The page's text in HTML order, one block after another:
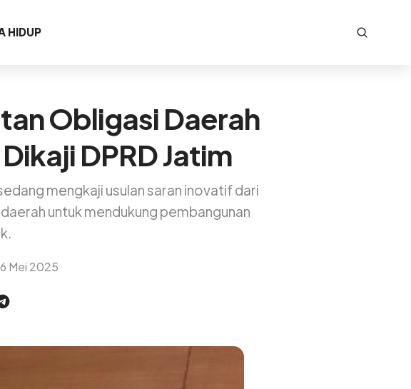
HIDUP
Obligasi Daerah
DPRD Jatim
mengkaji usulan saran inovatif dari
untuk mendukung pembangunan
Mei 2025